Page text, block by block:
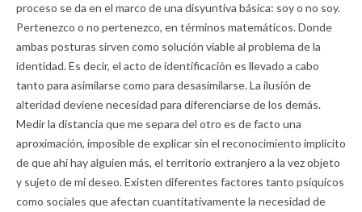
proceso se da en el marco de una disyuntiva básica: soy o no soy.
Pertenezco o no pertenezco, en términos matemáticos. Donde
ambas posturas sirven como solución viable al problema de la
identidad. Es decir, el acto de identificación es llevado a cabo
tanto para asimilarse como para desasimilarse. La ilusión de
alteridad deviene necesidad para diferenciarse de los demás.
Medir la distancia que me separa del otro es de facto una
aproximación, imposible de explicar sin el reconocimiento implícito
de que ahí hay alguien más, el territorio extranjero a la vez objeto
y sujeto de mi deseo. Existen diferentes factores tanto psíquicos
como sociales que afectan cuantitativamente la necesidad de